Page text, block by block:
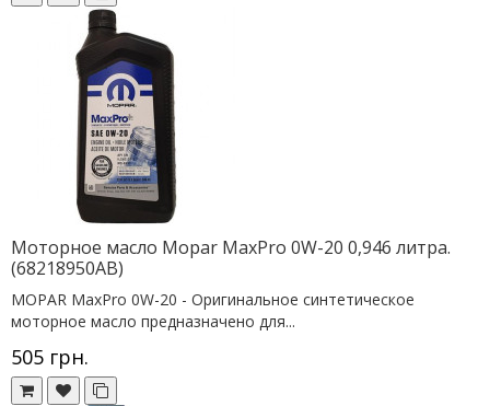
Моторное масло Mopar MaxPro 0W-20 0,946 литра.
(68218950AB)
MOPAR MaxPro 0W-20 - Оригинальное синтетическое
моторное масло предназначено для...
505 грн.